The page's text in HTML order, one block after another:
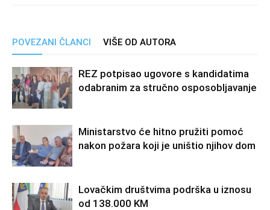
POVEZANI ČLANCI VIŠE OD AUTORA
REZ potpisao ugovore s kandidatima
odabranim za stručno osposobljavanje
Ministarstvo će hitno pružiti pomoć
nakon požara koji je uništio njihov dom
Lovačkim društvima podrška u iznosu
od 138.000 KM